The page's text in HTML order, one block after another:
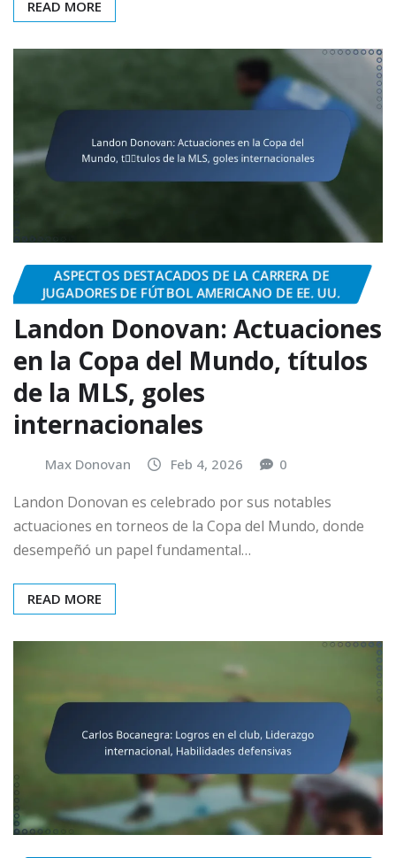
READ MORE
ASPECTOS DESTACADOS DE LA CARRERA DE
JUGADORES DE FÚTBOL AMERICANO DE EE. UU.
Landon Donovan: Actuaciones
en la Copa del Mundo, títulos
de la MLS, goles
internacionales
Max Donovan Feb 4, 2026 0
Landon Donovan es celebrado por sus notables
actuaciones en torneos de la Copa del Mundo, donde
desempeñó un papel fundamental…
READ MORE